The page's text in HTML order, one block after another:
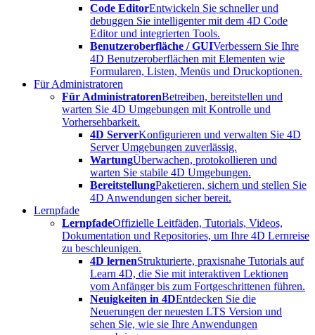
Code EditorEntwickeln Sie schneller und
debuggen Sie intelligenter mit dem 4D Code
Editor und integrierten Tools.
Benutzeroberfläche / GUIVerbessern Sie Ihre
4D Benutzeroberflächen mit Elementen wie
Formularen, Listen, Menüs und Druckoptionen.
Für Administratoren
Für AdministratorenBetreiben, bereitstellen und
warten Sie 4D Umgebungen mit Kontrolle und
Vorhersehbarkeit.
4D ServerKonfigurieren und verwalten Sie 4D
Server Umgebungen zuverlässig.
WartungÜberwachen, protokollieren und
warten Sie stabile 4D Umgebungen.
BereitstellungPaketieren, sichern und stellen Sie
4D Anwendungen sicher bereit.
Lernpfade
LernpfadeOffizielle Leitfäden, Tutorials, Videos,
Dokumentation und Repositories, um Ihre 4D Lernreise
zu beschleunigen.
4D lernenStrukturierte, praxisnahe Tutorials auf
Learn 4D, die Sie mit interaktiven Lektionen
vom Anfänger bis zum Fortgeschrittenen führen.
Neuigkeiten in 4DEntdecken Sie die
Neuerungen der neuesten LTS Version und
sehen Sie, wie sie Ihre Anwendungen